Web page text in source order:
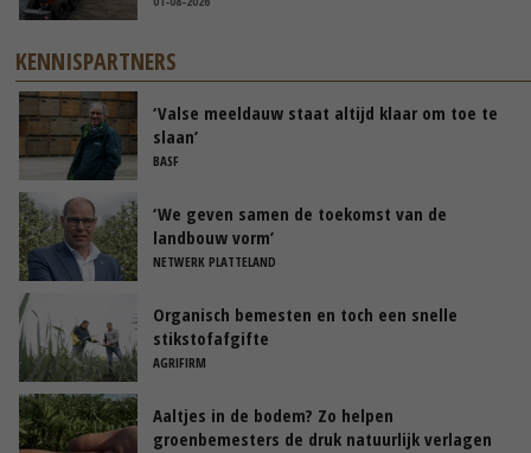
KENNISPARTNERS
‘Valse meeldauw staat altijd klaar om toe te
slaan’
BASF
‘We geven samen de toekomst van de
landbouw vorm’
NETWERK PLATTELAND
Organisch bemesten en toch een snelle
stikstofafgifte
AGRIFIRM
Aaltjes in de bodem? Zo helpen
groenbemesters de druk natuurlijk verlagen